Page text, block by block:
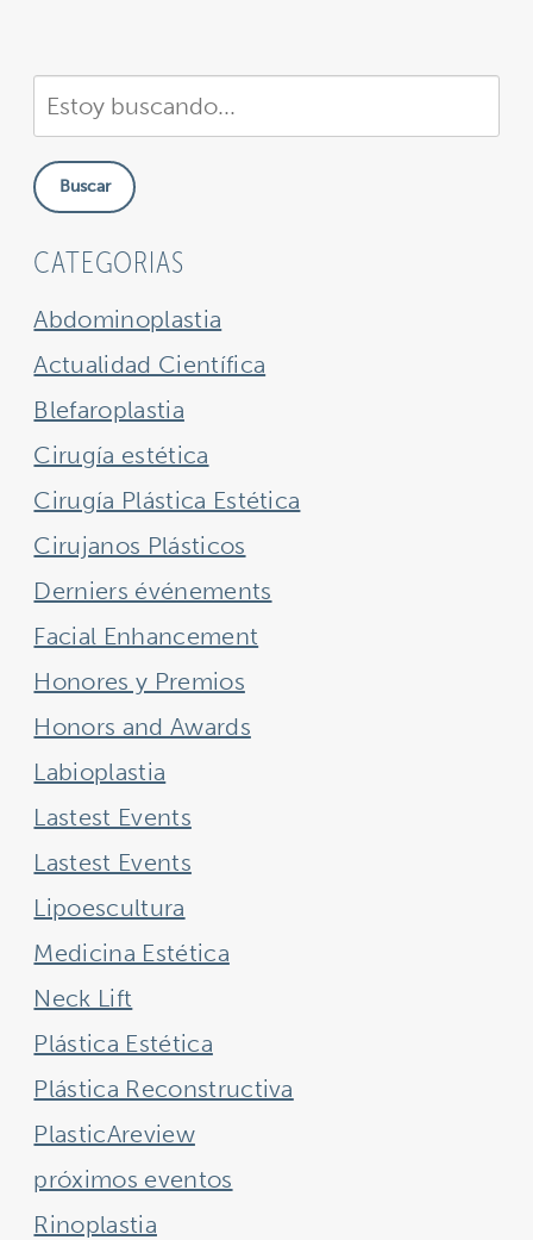
Buscar
en
nuestra
sitioBuscar
CATEGORIAS
Abdominoplastia
Actualidad Científica
Blefaroplastia
Cirugía estética
Cirugía Plástica Estética
Cirujanos Plásticos
Derniers événements
Facial Enhancement
Honores y Premios
Honors and Awards
Labioplastia
Lastest Events
Lastest Events
Lipoescultura
Medicina Estética
Neck Lift
Plástica Estética
Plástica Reconstructiva
PlasticAreview
próximos eventos
Rinoplastia